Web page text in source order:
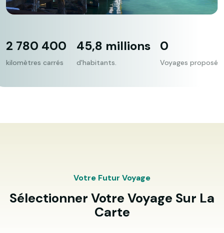
2 780 400
kilomètres carrés
45,8 millions
d'habitants.
0
Voyages proposé
Votre Futur Voyage
Sélectionner Votre Voyage Sur La
Carte